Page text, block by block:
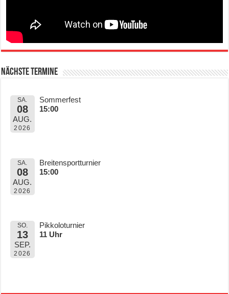
Nächste Termine
SA.
08
AUG.
2026
Sommerfest
15:00
SA.
08
AUG.
2026
Breitensportturnier
15:00
SO.
13
SEP.
2026
Pikkoloturnier
11 Uhr